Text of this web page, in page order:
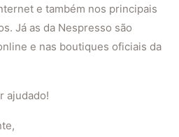
e também nos principais
Já as da Nespresso são
e nas boutiques oficiais da
ajudado!